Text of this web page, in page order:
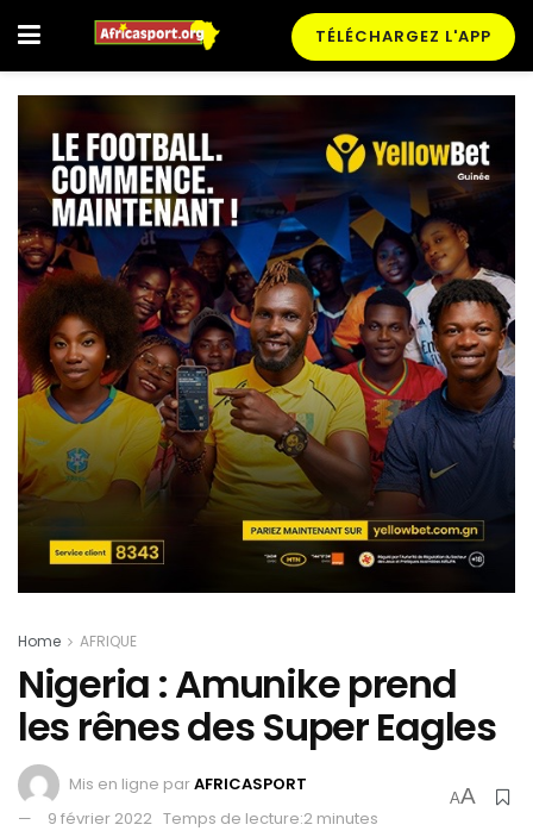
TÉLÉCHARGEZ L'APP
Home AFRIQUE
Nigeria : Amunike prend
les rênes des Super Eagles
Mis en ligne parAFRICASPORT
9 février 2022 Temps de lecture:2 minutes
AA